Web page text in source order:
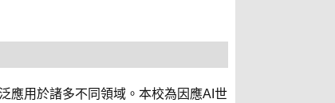
應用於諸多不同領域。本校為因應AI世